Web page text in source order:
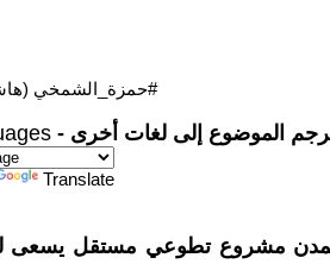
#حمزة_الشمخي
الموضوع إلى لغات أخرى -
Translate
مشروع تطوعي مستقل يسعى